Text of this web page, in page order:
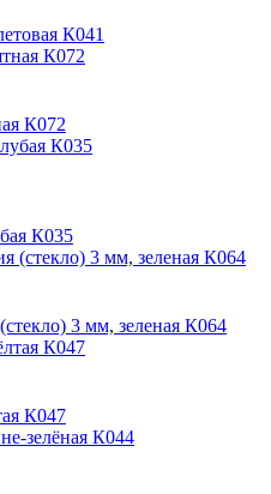
К041
К072
К035
3 мм, зеленая К064
К047